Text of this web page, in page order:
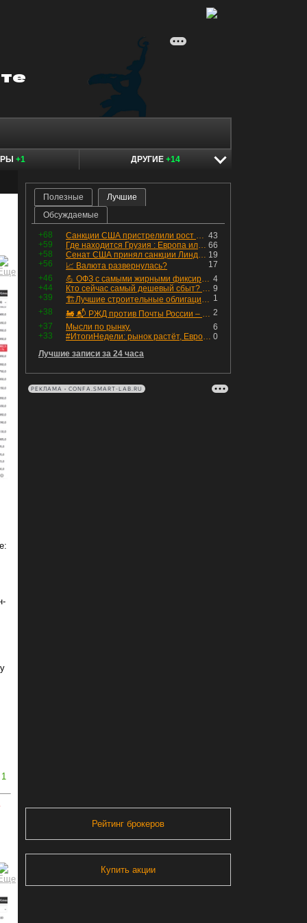
+1 ДРУГИЕ +14
1
Полезные
Лучшие
Обсуждаемые
+68 43
Санкции США пристрелили рост акций в России
+59
66
Где находится Грузия : Европа или Азия
+58
19
Сенат США принял санкции Линдси Грэма против России
+56
17
📈 Валюта развернулась?
+46
4
💪 ОФЗ с самыми жирными фиксированными купонами
+44
9
Кто сейчас самый дешевый сбыт? Сводный пост по сбытовым компаниям по отчетам РСБУ за Q2 26г.
+39
1
🏗Лучшие строительные облигации первого эшелона
+38
2
🚂 📬 РЖД против Почты России – Какие облигации выбрать?
+37
6
Мысли по рынку.
+33
0
#ИтогиНедели: рынок растёт, ЕвроТранс трещит
Лучшие записи за 24 часа
РЕКЛАМА • CONFA.SMART-LAB.RU
Рейтинг брокеров
Купить акции